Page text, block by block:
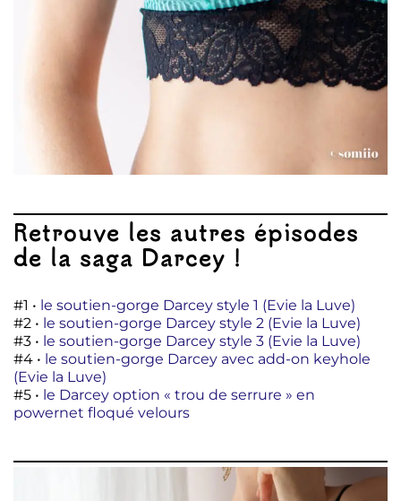
Retrouve les autres épisodes
de la saga Darcey !
#1 • le soutien-gorge Darcey style 1 (Evie la Luve)
#2 • le soutien-gorge Darcey style 2 (Evie la Luve)
#3 • le soutien-gorge Darcey style 3 (Evie la Luve)
#4 • le soutien-gorge Darcey avec add-on keyhole
(Evie la Luve)
#5 • le Darcey option « trou de serrure » en
powernet floqué velours